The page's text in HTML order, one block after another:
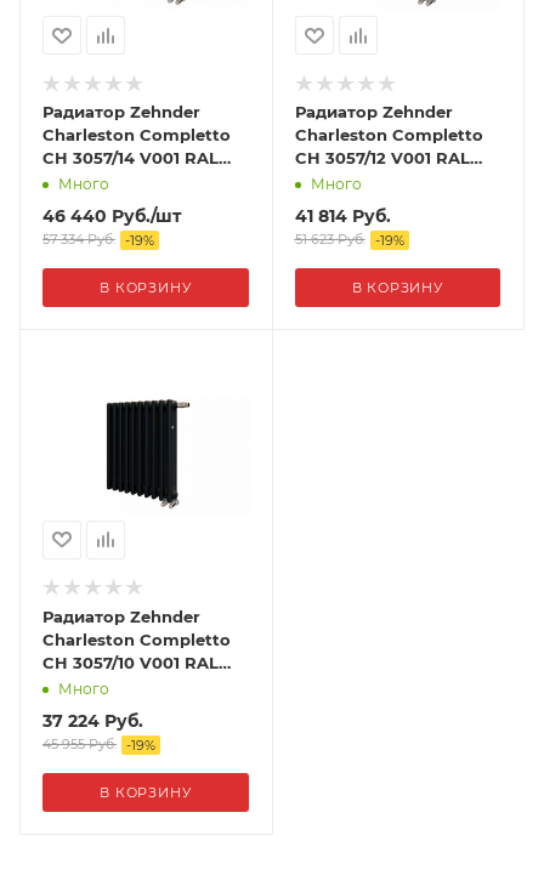
Радиатор Zehnder
Charleston Completto
CH 3057/14 V001 RAL
9217 matt цвет Черный
Много
46 440 Руб./шт
57 334Руб. -19%
В КОРЗИНУ
Радиатор Zehnder
Charleston Completto
CH 3057/12 V001 RAL
9217 matt цвет Черный
Много
41 814Руб.
51 623Руб. -19%
В КОРЗИНУ
Радиатор Zehnder
Charleston Completto
CH 3057/10 V001 RAL
9217 matt цвет Черный
Много
37 224 Руб.
45 955Руб. -19%
В КОРЗИНУ